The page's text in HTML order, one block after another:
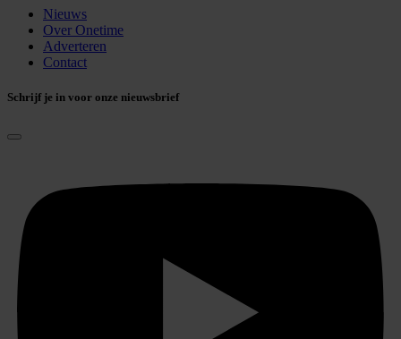
Nieuws
Over Onetime
Adverteren
Contact
Schrijf je in voor onze nieuwsbrief